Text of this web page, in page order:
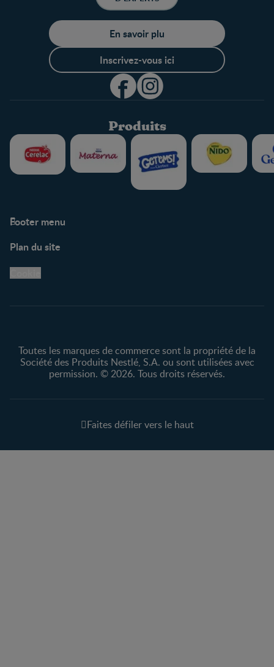
En savoir plu
Inscrivez-vous ici
Produits
Footer menu
Centre de soutien
Avis légaux
Protection des
Plan du site
Toutes les marques de commerce sont la propriété de la
Société des Produits Nestlé, S.A. ou sont utilisées avec
permission. © 2026. Tous droits réservés.
Faites défiler vers le haut